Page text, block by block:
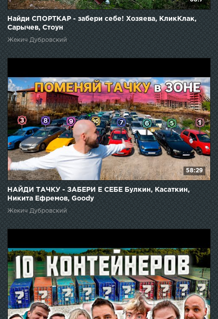
Найди СПОРТКАР - забери себе! Хозяева, КликКлак,
Сарычев, Стоун
Жекич Дубровский
58:29
НАЙДИ ТАЧКУ - ЗАБЕРИ Е СЕБЕ Булкин, Касаткин,
Никита Ефремов, Goody
Жекич Дубровский